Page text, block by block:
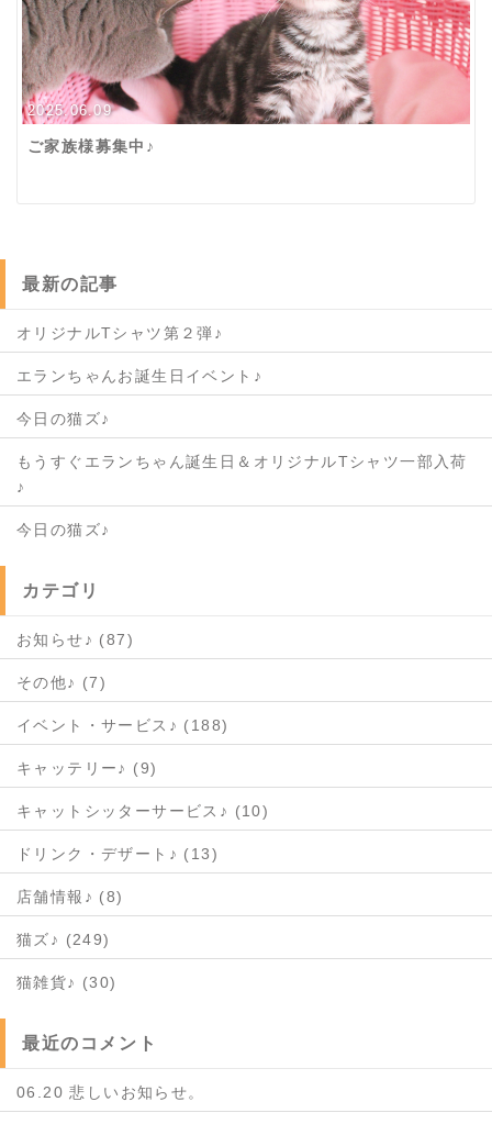
2025.06.09
ご家族様募集中♪
最新の記事
オリジナルTシャツ第２弾♪
エランちゃんお誕生日イベント♪
今日の猫ズ♪
もうすぐエランちゃん誕生日＆オリジナルTシャツ一部入荷
♪
今日の猫ズ♪
カテゴリ
お知らせ♪ (87)
その他♪ (7)
イベント・サービス♪ (188)
キャッテリー♪ (9)
キャットシッターサービス♪ (10)
ドリンク・デザート♪ (13)
店舗情報♪ (8)
猫ズ♪ (249)
猫雑貨♪ (30)
最近のコメント
06.20 悲しいお知らせ。